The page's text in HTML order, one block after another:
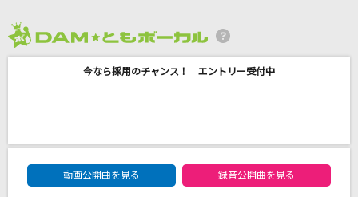
[オリカラ]泡沫、哀のまほろば
今なら採用のチャンス！ エントリー受付中
DAM★ともボーカルエントリーランキング
動画公開曲を見る
録音公開曲を見る